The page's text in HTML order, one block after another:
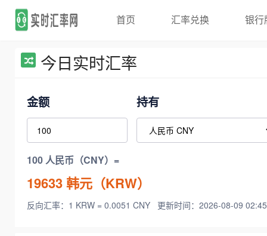
首页 汇率兑换 银行
今日实时汇率
金额 持有
100 人民币（CNY）=
19633韩元（KRW）
反向汇率：1 KRW = 0.0051 CNY 更新时间：2026-08-09